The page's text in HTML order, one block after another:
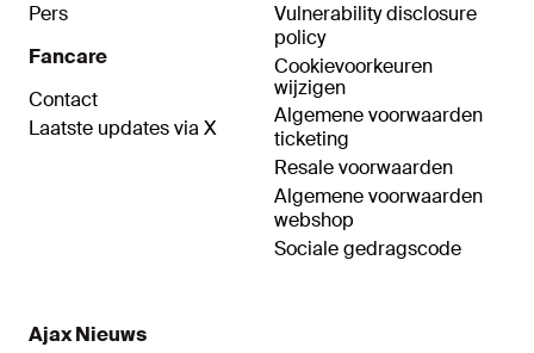
Pers
Fancare
Contact
Laatste updates via X
Vulnerability disclosure
policy
Cookievoorkeuren
wijzigen
Algemene voorwaarden
ticketing
Resale voorwaarden
Algemene voorwaarden
webshop
Sociale gedragscode
Ajax Nieuws